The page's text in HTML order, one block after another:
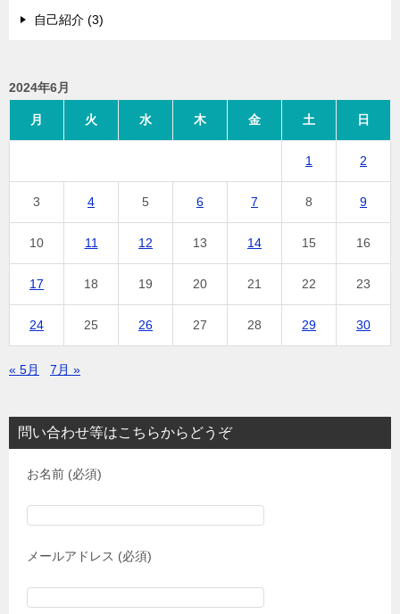
自己紹介 (3)
2024年6月
月 火 水 木 金 土 日
1 2
3 4 5 6 7 8 9
10 11 12 13 14 15 16
17 18 19 20 21 22 23
24 25 26 27 28 29 30
« 5月 7月 »
問い合わせ等はこちらからどうぞ
お名前 (必須)
メールアドレス (必須)